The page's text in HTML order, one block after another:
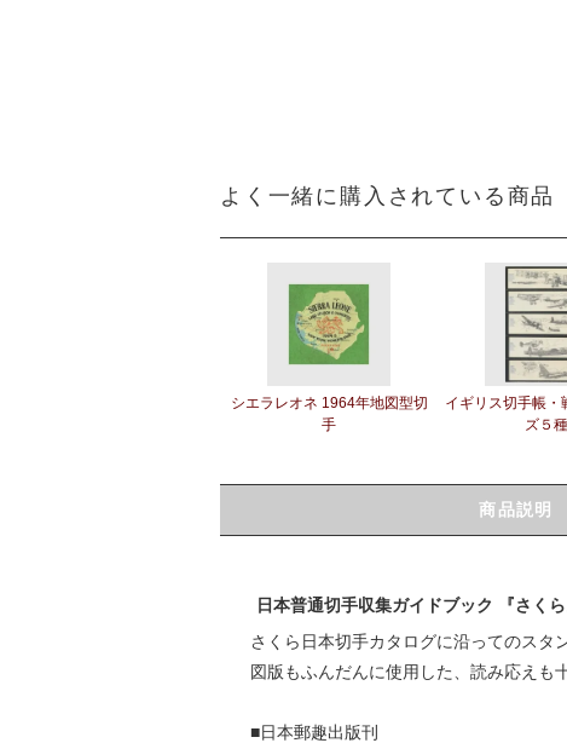
よく一緒に購入されている商品
シエラレオネ 1964年地図型切
手
イギリス切手帳・
ズ５種
商品説明
日本普通切手収集ガイドブック 『さく
さくら日本切手カタログに沿ってのスタ
図版もふんだんに使用した、読み応えも
■日本郵趣出版刊